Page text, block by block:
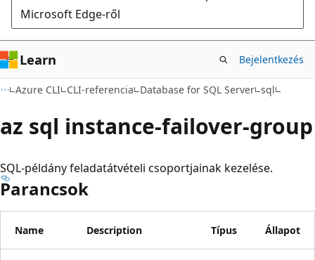
Microsoft Edge-ről
Learn Bejelentkezés
Azure CLI CLI-referencia Database for SQL Server sql
az sql instance-failover-group
SQL-példány feladatátvételi csoportjainak kezelése.
Parancsok
Name Description Típus Állapot